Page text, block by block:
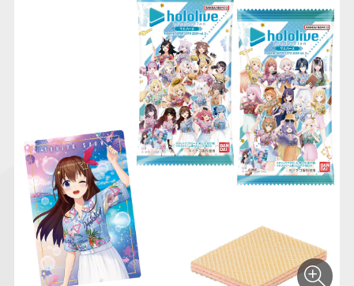
仮面ライダーシリー
ズ
プリキュアシリーズ ドラゴンボール
アンパンマン たまご
キャラパキ
チョコサプ ポケモンキッズ
ポケモンスケールワ